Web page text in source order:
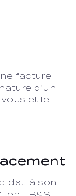
facture
d’un
et le
à son